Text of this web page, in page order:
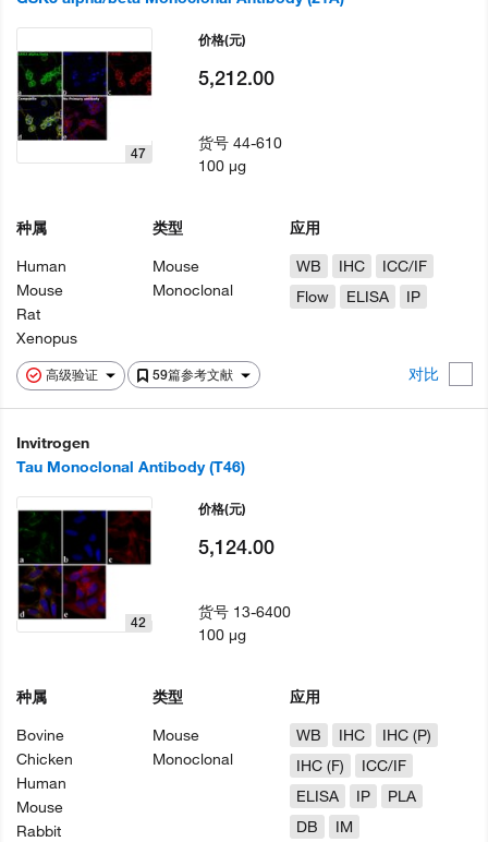
高级验证 59篇参考文献 对比
47
种属
Human
Mouse
Rat
Xenopus
类型
Mouse
Monoclonal
应用
WB
IHC
ICC/IF
Flow
ELISA IP
价格(元)
5,212.00
货号44-610
100 µg
Invitrogen
Tau Monoclonal Antibody (T46)
42
种属
Bovine
Chicken
Human
Mouse
Rabbit
类型
Mouse
Monoclonal
应用
WB
IHC
IHC (P)
IHC (F)
ICC/IF
ELISA
IP
PLA
DB
IM
价格(元)
5,124.00
货号 13-6400
100 µg